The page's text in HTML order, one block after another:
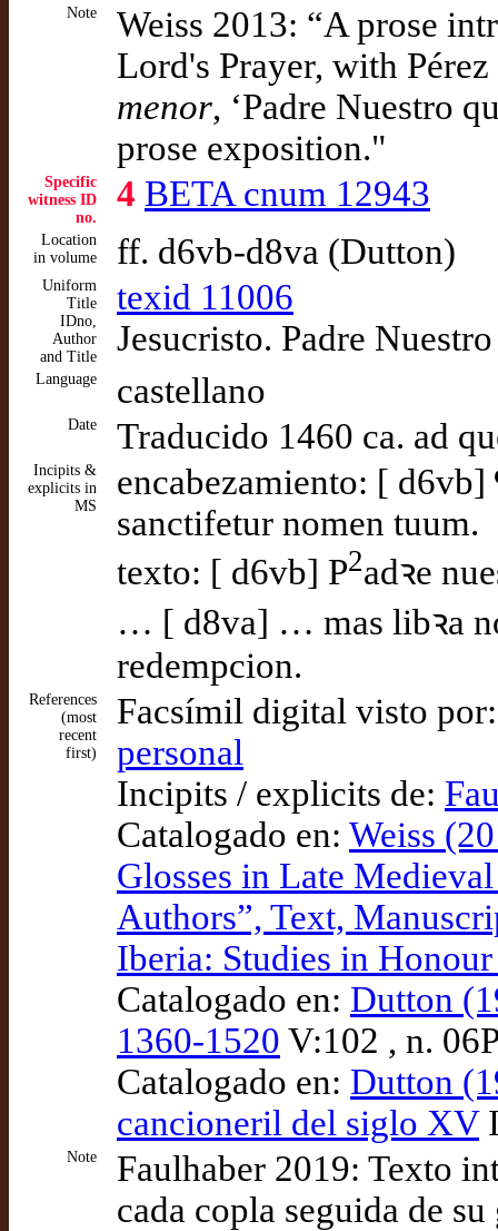
Note
Weiss 2013: “A prose
Lord's Prayer, with
menor, ‘Padre Nuestro
prose exposition."
Specific
witness ID
no.
4 BETA cnum 12943
Location
in volume
ff. d6vb-d8va (Dutton)
Uniform
Title
IDno,
Author
and Title
texid 11006
Jesucristo. Padre Nuestro
Language castellano
Date Traducido 1460 ca. ad
Incipits &
explicits in
MS
encabezamiento: [ d6vb]
sanctifetur nomen tuum.
texto: [ d6vb] P2adꝛe
… [ d8va] … mas libꝛa
redempcion.
References
(most
recent
first)
Facsímil digital visto
personal
Incipits / explicits de:
Catalogado en: Weiss
Glosses in Late
Authors”, Text,
Iberia: Studies in
Catalogado en: Dutton
1360-1520 V:102 , n.
Catalogado en: Dutton
cancioneril del siglo XV
Note
Faulhaber 2019: Texto
cada copla seguida de su